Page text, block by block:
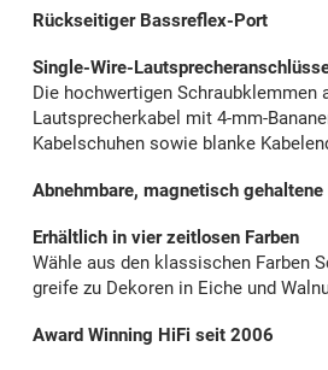
Rückseitiger Bassreflex-Port
Single-Wire-
Die hochwertigen Schraubklemmen
Lautsprecherkabel mit 4-mm-
Kabelschuhen sowie blanke
Abnehmbare, magnetisch gehaltene
Erhältlich in vier zeitlosen Farben
Wähle aus den klassischen Farben
greife zu Dekoren in Eiche und
Award Winning HiFi seit 2006